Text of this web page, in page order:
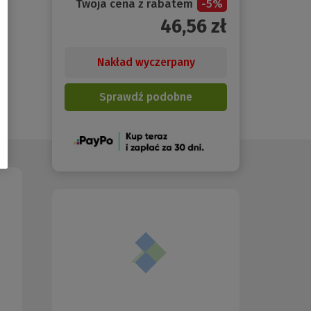
Twoja cena z rabatem -5%
46,56zł
Nakład wyczerpany
Sprawdź podobne
(Nowe